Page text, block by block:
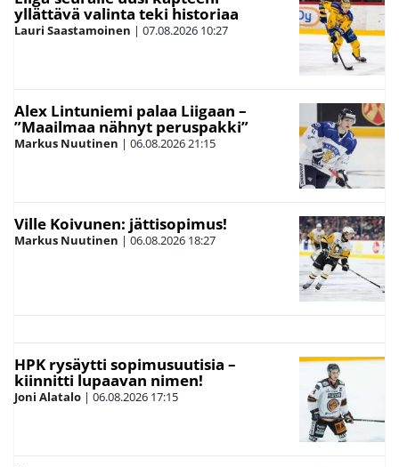
yllättävä valinta teki historiaa
Lauri Saastamoinen | 07.08.2026 10:27
Alex Lintuniemi palaa Liigaan –
”Maailmaa nähnyt peruspakki”
Markus Nuutinen | 06.08.202621:15
Ville Koivunen: jättisopimus!
Markus Nuutinen | 06.08.2026 18:27
HPK rysäytti sopimusuutisia –
kiinnitti lupaavan nimen!
Joni Alatalo | 06.08.2026 17:15